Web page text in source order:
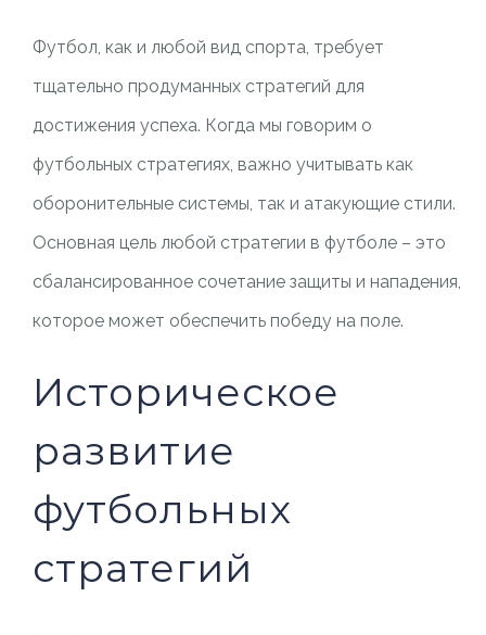
Футбол, как и любой вид спорта, требует
тщательно продуманных стратегий для
достижения успеха. Когда мы говорим о
футбольных стратегиях, важно учитывать как
оборонительные системы, так и атакующие стили.
Основная цель любой стратегии в футболе – это
сбалансированное сочетание защиты и нападения,
которое может обеспечить победу на поле.
Историческое
развитие
футбольных
стратегий